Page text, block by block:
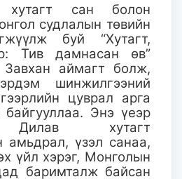
хутагт сан болон
судлалын төвийн
буй “Хутагт,
Тив дамнасан өв”
Завхан аймагт болж,
шинжилгээний
цуврал арга
Энэ үеэр
Дилав хутагт
үзэл санаа,
үйл хэрэг, Монголын
баримталж байсан